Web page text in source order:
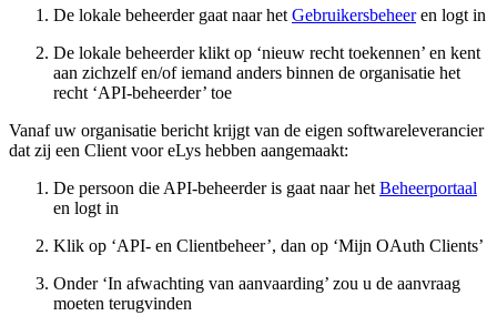
De lokale beheerder gaat naar het Gebruikersbeheeren logt in
De lokale beheerder klikt op ‘nieuw recht toekennen’ en kent
aan zichzelf en/of iemand anders binnen de organisatie het
recht ‘API-beheerder’ toe
Vanaf uw organisatie bericht krijgt van de eigen softwareleverancier
dat zij een Client voor eLys hebben aangemaakt:
De persoon die API-beheerder is gaat naar het Beheerportaal
en logt in
Klik op ‘API- en Clientbeheer’, dan op ‘Mijn OAuth Clients’
Onder ‘In afwachting van aanvaarding’ zou u de aanvraag
moeten terugvinden